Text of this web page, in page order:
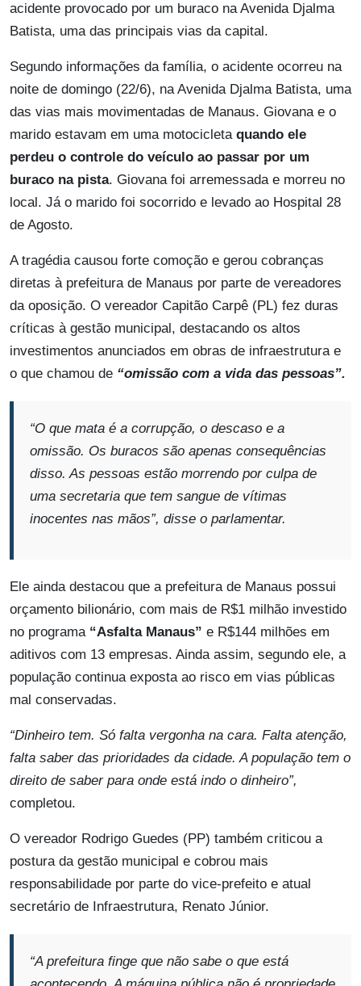
acidente provocado por um buraco na Avenida Djalma
Batista, uma das principais vias da capital.
Segundo informações da família, o acidente ocorreu na
noite de domingo (22/6), na Avenida Djalma Batista, uma
das vias mais movimentadas de Manaus. Giovana e o
marido estavam em uma motocicleta quando ele
perdeu o controle do veículo ao passar por um
buraco na pista. Giovana foi arremessada e morreu no
local. Já o marido foi socorrido e levado ao Hospital 28
de Agosto.
A tragédia causou forte comoção e gerou cobranças
diretas à prefeitura de Manaus por parte de vereadores
da oposição. O vereador Capitão Carpê (PL) fez duras
críticas à gestão municipal, destacando os altos
investimentos anunciados em obras de infraestrutura e
o que chamou de “omissão com a vida das pessoas”.
“O que mata é a corrupção, o descaso e a
omissão. Os buracos são apenas consequências
disso. As pessoas estão morrendo por culpa de
uma secretaria que tem sangue de vítimas
inocentes nas mãos”, disse o parlamentar.
Ele ainda destacou que a prefeitura de Manaus possui
orçamento bilionário, com mais de R$1 milhão investido
no programa“Asfalta Manaus” e R$144 milhões em
aditivos com 13 empresas. Ainda assim, segundo ele, a
população continua exposta ao risco em vias públicas
mal conservadas.
“Dinheiro tem. Só falta vergonha na cara. Falta atenção,
falta saber das prioridades da cidade. A população tem o
direito de saber para onde está indo o dinheiro”,
completou.
O vereador Rodrigo Guedes (PP) também criticou a
postura da gestão municipal e cobrou mais
responsabilidade por parte do vice-prefeito e atual
secretário de Infraestrutura, Renato Júnior.
“A prefeitura finge que não sabe o que está